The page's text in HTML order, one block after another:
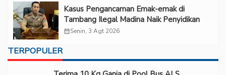
Kasus Pengancaman Emak-emak di
Tambang Ilegal Madina Naik Penyidikan
calendar_monthSenin, 3 Agt 2026
TERPOPULER